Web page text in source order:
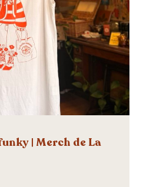
| Merch de La